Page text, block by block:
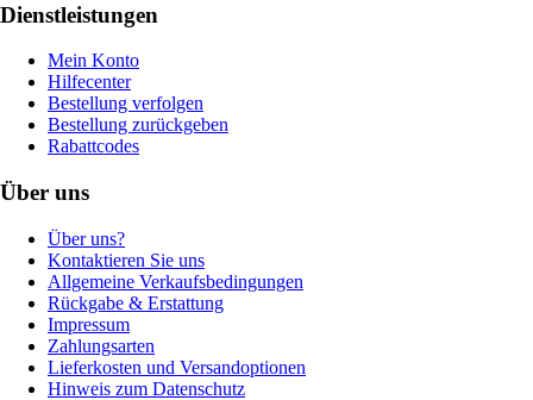
Dienstleistungen
Mein Konto
Hilfecenter
Bestellung verfolgen
Bestellung zurückgeben
Rabattcodes
Über uns
Über uns?
Kontaktieren Sie uns
Allgemeine Verkaufsbedingungen
Rückgabe & Erstattung
Impressum
Zahlungsarten
Lieferkosten und Versandoptionen
Hinweis zum Datenschutz